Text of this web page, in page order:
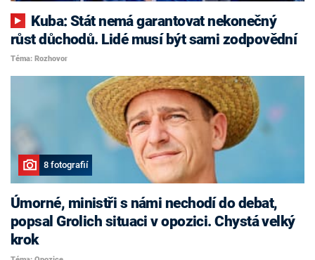
růst důchodů. Lidé musí být sami zodpovědní
Téma: Rozhovor
8 fotografií
Úmorné, ministři s námi nechodí do debat,
popsal Grolich situaci v opozici. Chystá velký
krok